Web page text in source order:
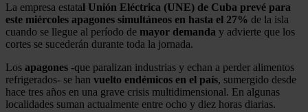
La empresa estatal Unión Eléctrica (UNE) de Cuba prevé para
este miércoles apagones simultáneos en hasta el 27% de la isla
cuando se llegue al período de mayor demanda y advierte que los
cortes se sucederán durante toda la jornada.
Los apagones -que paralizan industrias y echan a perder alimentos
refrigerados- se han vuelto endémicos en el país, sumergido desde
hace tres años en una grave crisis multidimensional. En algunas
localidades suman actualmente entre ocho y diez horas diarias.